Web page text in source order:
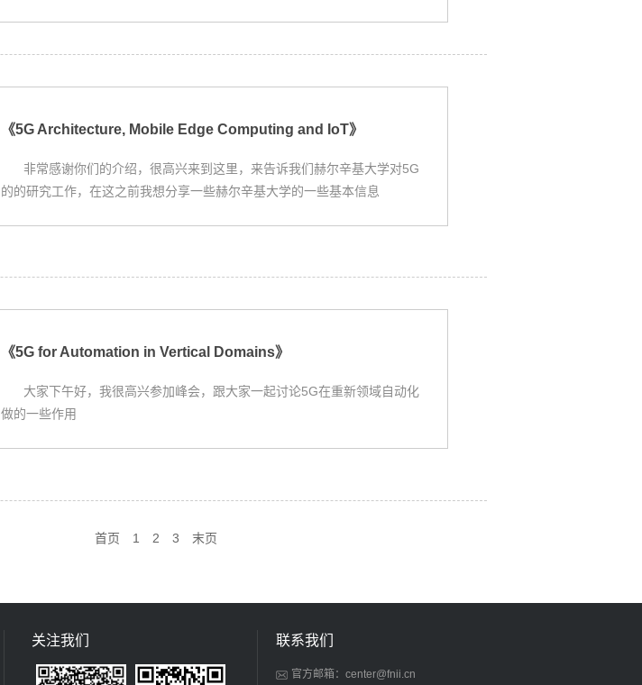
《5G Architecture, Mobile Edge Computing and IoT》
非常感谢你们的介绍，很高兴来到这里，来告诉我们赫尔辛基大学对5G
的的研究工作，在这之前我想分享一些赫尔辛基大学的一些基本信息
《5G for Automation in Vertical Domains》
大家下午好，我很高兴参加峰会，跟大家一起讨论5G在重新领域自动化
做的一些作用
首页 1 2 3 末页
关注我们 联系我们
官方邮箱：center@fnii.cn